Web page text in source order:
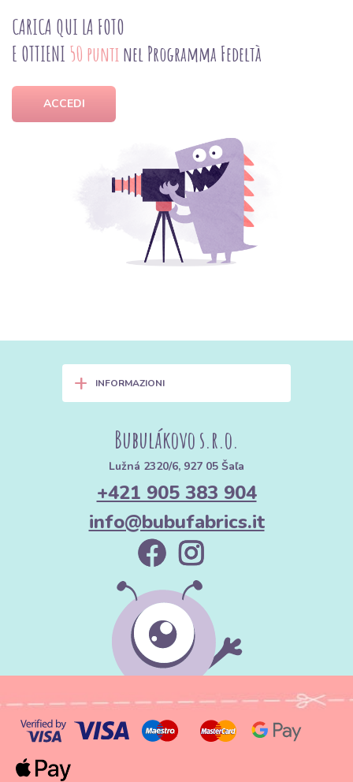
CARICA QUI LA FOTO
E OTTIENI 50 punti nel Programma Fedeltà
ACCEDI
+ INFORMAZIONI
Bubulákovo s.r.o.
Lužná 2320/6, 927 05 Šaľa
+421 905 383 904
info@bubufabrics.it